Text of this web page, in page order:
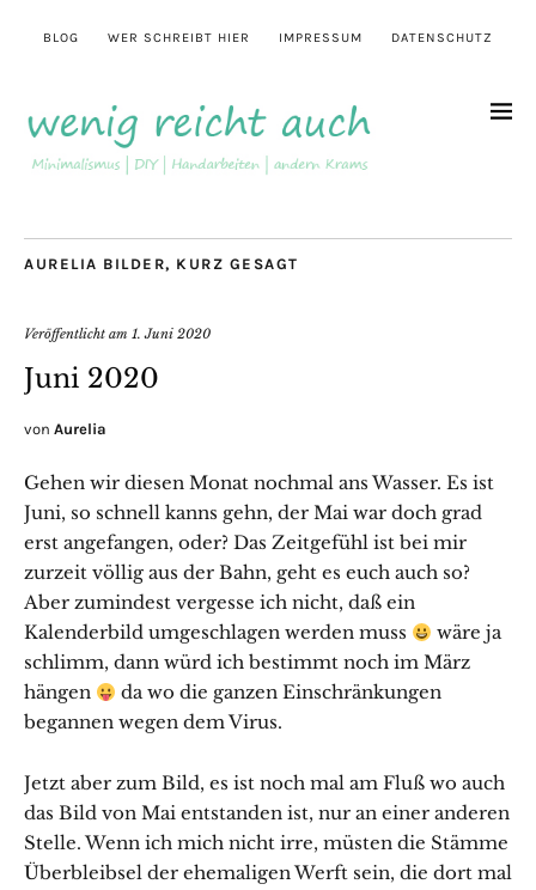
BLOG WER SCHREIBT HIER IMPRESSUM DATENSCHUTZ
AURELIA BILDER, KURZ GESAGT
Veröffentlicht am 1. Juni 2020
Juni 2020
von Aurelia
Gehen wir diesen Monat nochmal ans Wasser. Es ist
Juni, so schnell kanns gehn, der Mai war doch grad
erst angefangen, oder? Das Zeitgefühl ist bei mir
zurzeit völlig aus der Bahn, geht es euch auch so?
Aber zumindest vergesse ich nicht, daß ein
Kalenderbild umgeschlagen werden muss
wäre ja
schlimm, dann würd ich bestimmt noch im März
hängen
da wo die ganzen Einschränkungen
begannen wegen dem Virus.
Jetzt aber zum Bild, es ist noch mal am Fluß wo auch
das Bild von Mai entstanden ist, nur an einer anderen
Stelle. Wenn ich mich nicht irre, müsten die Stämme
Überbleibsel der ehemaligen Werft sein, die dort mal